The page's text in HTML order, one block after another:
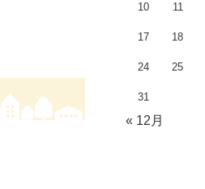
10 11
17 18
24 25
31
« 12月